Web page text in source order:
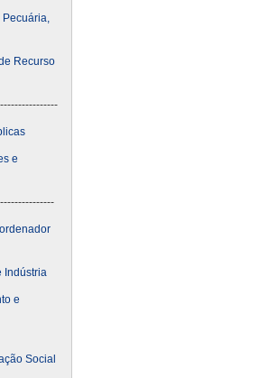
Recurso
e
Indústria
e
Social